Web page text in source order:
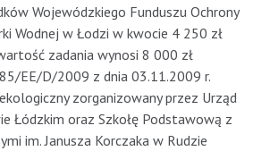
Wojewódzkiego Funduszu Ochrony
Wodnej w Łodzi w kwocie 4 250 zł
zadania wynosi 8 000 zł
EE/D/2009 z dnia 03.11.2009 r.
zorganizowany przez Urząd
Łódzkim oraz Szkołę Podstawową z
im. Janusza Korczaka w Rudzie